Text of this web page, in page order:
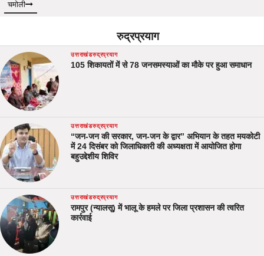
चमोली
रुद्रप्रयाग
उत्तराखंडरुद्रप्रयाग
105 शिकायतों में से 78 जनसमस्याओं का मौके पर हुआ समाधान
उत्तराखंडरुद्रप्रयाग
“जन-जन की सरकार, जन-जन के द्वार” अभियान के तहत मयकोटी
में 24 दिसंबर को जिलाधिकारी की अध्यक्षता में आयोजित होगा
बहुउद्देशीय शिविर
उत्तराखंडरुद्रप्रयाग
रामपुर (न्यालसू) में भालू के हमले पर जिला प्रशासन की त्वरित
कार्रवाई